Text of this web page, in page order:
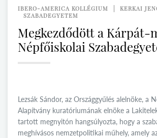
IBERO-AMERICA KOLLÉGIUM
KERKAI
SZABADEGYETEM
Megkezdődött a Kárpát-
Népfőiskolai
Lezsák Sándor, az Országgyűlés alelnöke, a
Alapítvány kuratóriumának elnöke a
tartott megnyitón hangsúlyozta, hogy a
meghívásos nemzetpolitikai műhely, amely